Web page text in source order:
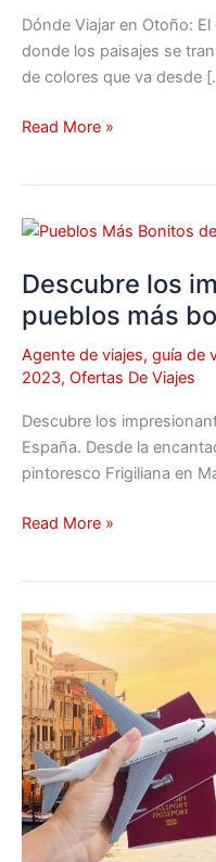
Dónde Viajar en Otoño:
donde los paisajes se
de colores que va desde
2023
Read More »
Descubre los
pueblos más
Agente de viajes, guía de
2023, Ofertas De Viajes
Descubre los
España. Desde la
pintoresco Frigiliana en
Descubre
impresionantes
pueblos
más
bonitos
de
España
Read More »
Los
6
destinos
imprescindibles
para
viajar
en
2023:
Descubre